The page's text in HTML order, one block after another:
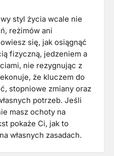
styl życia wcale nie
reżimów ani
się, jak osiągnąć
fizyczną, jedzeniem a
nie rezygnując z
że kluczem do
stopniowe zmiany oraz
potrzeb. Jeśli
masz ochoty na
pokaże Ci, jak to
własnych zasadach.